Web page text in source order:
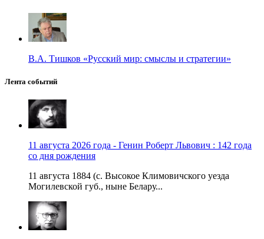
В.А. Тишков «Русский мир: смыслы и стратегии»
Лента событий
11 августа 2026 года - Генин Роберт Львович : 142 года
со дня рождения
11 августа 1884 (с. Высокое Климовичского уезда
Могилевской губ., ныне Белару...